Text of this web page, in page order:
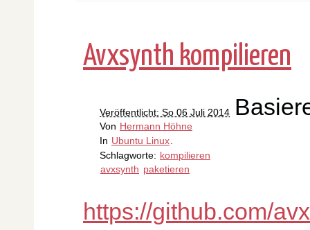
Avxsynth kompilieren
Veröffentlicht: So 06 Juli 2014
Von Hermann Höhne
In Ubuntu Linux
Schlagworte: kompilieren
avxsynth paketieren
https://github.com/